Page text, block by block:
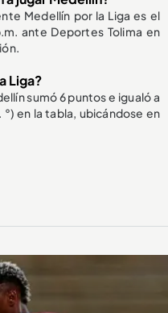
Medellín por la Liga es el
ante Deportes Tolima en
Liga?
sumó 6 puntos e igualó a
°) en la tabla, ubicándose en